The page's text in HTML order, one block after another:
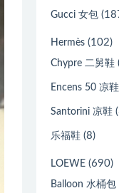
Gucci 女包
Hermès (102)
Chypre 二舅鞋
Encens 50 凉鞋
Santorini 凉鞋
乐福鞋 (8)
LOEWE (690)
Balloon 水桶包